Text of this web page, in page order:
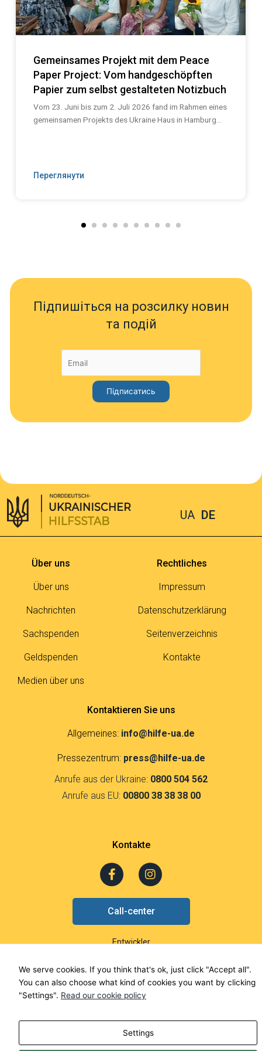
Gemeinsames Projekt mit dem Peace
Paper Project: Vom handgeschöpften
Papier zum selbst gestalteten Notizbuch
Vom 23. Juni bis zum 2. Juli 2026 fand im Rahmen eines
gemeinsamen Projekts des Ukraine Haus in Hamburg...
Переглянути
Підпишіться на розсилку новин
та подій
UA DE
Über uns
Über uns
Nachrichten
Sachspenden
Geldspenden
Medien über uns
Rechtliches
Impressum
Datenschutzerklärung
Seitenverzeichnis
Kontakte
Kontaktieren Sie uns
Allgemeines: info@hilfe-ua.de
Pressezentrum: press@hilfe-ua.de
Anrufe aus der Ukraine: 0800 504 562
Anrufe aus EU: 00800 38 38 38 00
Kontakte
F
a
b
o
o
f
I
n
a
g
r
Call-center
Entwickler
We serve cookies. If you think that's ok, just click "Accept all".
You can also choose what kind of cookies you want by clicking
"Settings". Read our cookie policy
Settings